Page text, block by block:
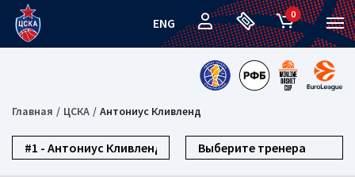
ENG
0
Главная ЦСКА Антониус Кливленд